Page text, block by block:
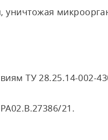
уничтожая
ТУ 28.25.14-002-
21.